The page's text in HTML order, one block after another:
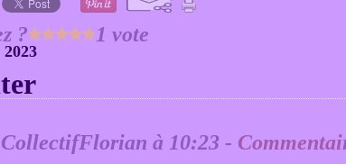
? 1 vote
2023
CollectifFlorian à 10:23 -